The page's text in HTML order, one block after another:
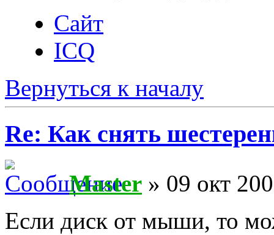
Сайт
ICQ
Вернуться к началу
Re: Как снять
Master » 09 окт
Если диск от мыши, то